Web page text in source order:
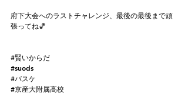
府下大会へのラストチャレンジ、最後の最後まで頑
張ってね🏀
#賢いからだ
#suods
#バスケ
#京産大附属高校